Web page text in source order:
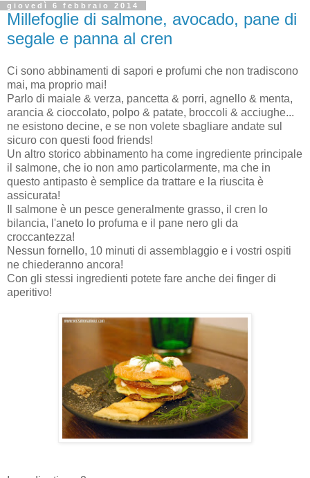
giovedì 6 febbraio 2014
Millefoglie di salmone, avocado, pane di
segale e panna al cren
Ci sono abbinamenti di sapori e profumi che non tradiscono
mai, ma proprio mai!
Parlo di maiale & verza, pancetta & porri, agnello & menta,
arancia & cioccolato, polpo & patate, broccoli & acciughe...
ne esistono decine, e se non volete sbagliare andate sul
sicuro con questi food friends!
Un altro storico abbinamento ha come ingrediente principale
il salmone, che io non amo particolarmente, ma che in
questo antipasto è semplice da trattare e la riuscita è
assicurata!
Il salmone è un pesce generalmente grasso, il cren lo
bilancia, l'aneto lo profuma e il pane nero gli da
croccantezza!
Nessun fornello, 10 minuti di assemblaggio e i vostri ospiti
ne chiederanno ancora!
Con gli stessi ingredienti potete fare anche dei finger di
aperitivo!